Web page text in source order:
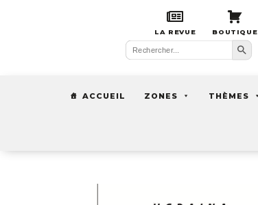
LA REVUE BOUTIQUE
Search
for:
Search Button
ACCUEIL ZONES THÈMES